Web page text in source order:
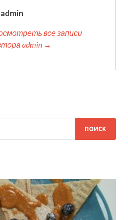
все записи
admin →